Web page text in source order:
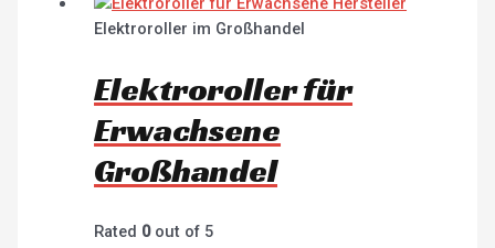
Elektroroller im Großhandel
Elektroroller für
Erwachsene
Großhandel
Rated 0out of 5